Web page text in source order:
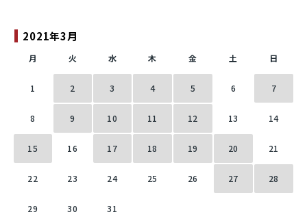
2021年3月
月 火 水 木 金 土 日
1 2 3 4 5 6 7
8 9 10 11 12 13 14
15 16 17 18 19 20 21
22 23 24 25 26 27 28
29 30 31